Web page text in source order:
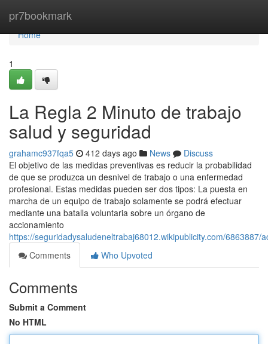
pr7bookmark
Home
Home
1
La Regla 2 Minuto de trabajo
salud y seguridad
grahamc937fqa5 412 days ago News
Discuss
El objetivo de las medidas preventivas es reducir la probabilidad
de que se produzca un desnivel de trabajo o una enfermedad
profesional. Estas medidas pueden ser dos tipos: La puesta en
marcha de un equipo de trabajo solamente se podrá efectuar
mediante una batalla voluntaria sobre un órgano de
accionamiento
https://seguridadysaludeneltrabaj68012.wikipublicity.com/
Comments
Who Upvoted
Comments
Submit a Comment
No HTML